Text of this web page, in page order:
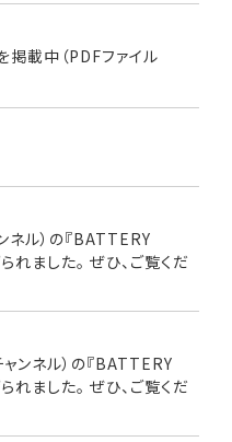
載中（PDFファイル
ル）の『BATTERY
ました。 ぜひ、ご覧くだ
ンネル）の『BATTERY
ました。 ぜひ、ご覧くだ